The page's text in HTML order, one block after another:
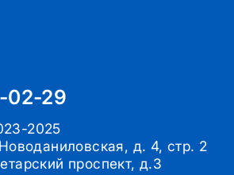
02-29
2025
д. 4, стр. 2
проспект, д.3